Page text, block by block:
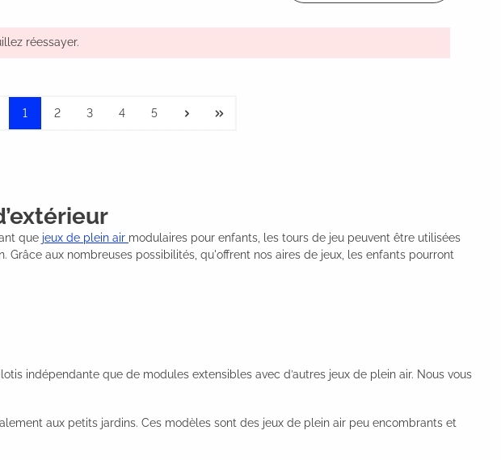
réessayer.
1 2 3 4 5
que jeux de plein air modulaires pour enfants, les tours de jeu peuvent être utilisées
aux nombreuses possibilités, qu'offrent nos aires de jeux, les enfants pourront
indépendante que de modules extensibles avec d’autres jeux de plein air. Nous vous
aux petits jardins. Ces modèles sont des jeux de plein air peu encombrants et